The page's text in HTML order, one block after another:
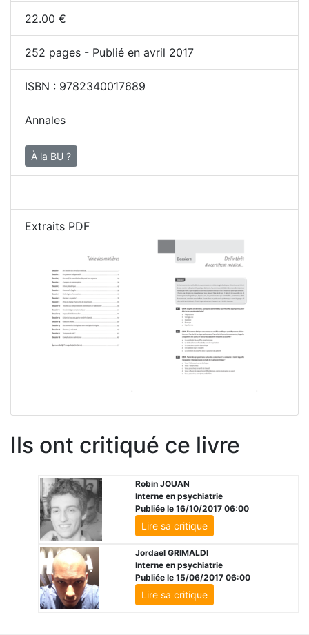
22.00 €
252 pages - Publié en avril 2017
ISBN : 9782340017689
Annales
À la BU ?
Extraits PDF
Ils ont critiqué ce livre
Robin JOUAN
Interne en psychiatrie
Publiée le 16/10/2017 06:00
Lire sa critique
Jordael GRIMALDI
Interne en psychiatrie
Publiée le 15/06/2017 06:00
Lire sa critique